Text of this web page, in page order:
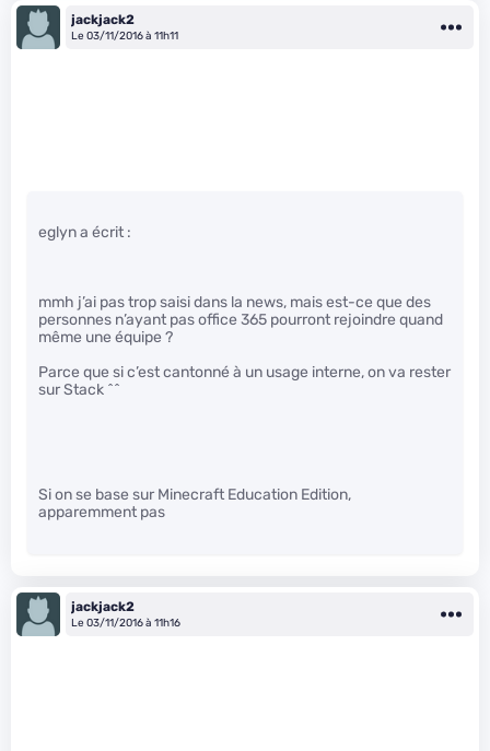
jackjack2
Le 03/11/2016 à 11h11
eglyn a écrit :
mmh j’ai pas trop saisi dans la news, mais est-ce que des
personnes n’ayant pas office 365 pourront rejoindre quand
même une équipe ?
Parce que si c’est cantonné à un usage interne, on va rester
sur Stack ^^
Si on se base sur Minecraft Education Edition,
apparemment pas
jackjack2
Le 03/11/2016 à 11h16